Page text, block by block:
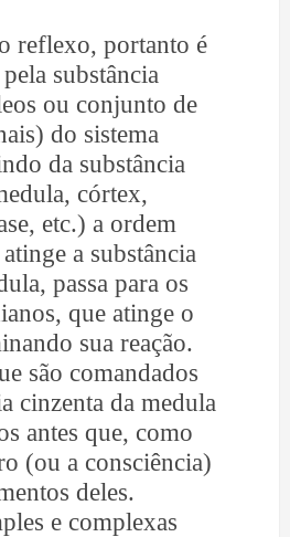
reflexo, portanto é
substância
ou conjunto de
do sistema
da substância
córtex,
etc.) a ordem
a substância
passa para os
que atinge o
sua reação.
são comandados
cinzenta da medula
antes que, como
(ou a consciência)
deles.
e complexas